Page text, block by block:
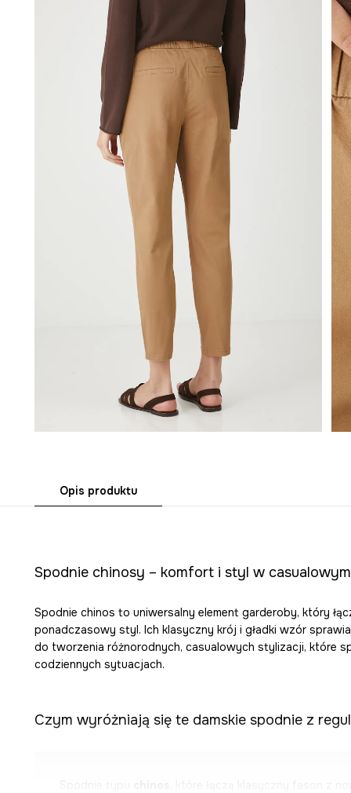
Opis produktu
Spodnie chinosy – komfort i styl w
Spodnie chinos to uniwersalny element garderoby, który
ponadczasowy styl. Ich klasyczny krój i gładki wzór
do tworzenia różnorodnych, casualowych stylizacji, które
codziennych sytuacjach.
Czym wyróżniają się te damskie spodnie z